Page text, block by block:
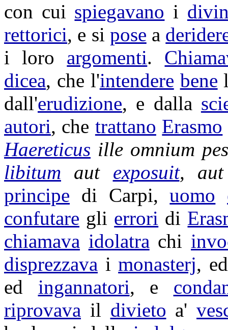
con cui spiegavano i
rettorici, e si pose a
i loro argomenti.
dicea, che l'intendere bene
dall'erudizione, e dalla
autori, che trattano Erasmo
Haereticus ille omnium
libitum aut exposuit,
principe di Carpi,uomo
confutare gli errori di
chiamava idolatra chi
disprezzava imonasterj,
ed ingannatori, e
riprovava il divieto a'